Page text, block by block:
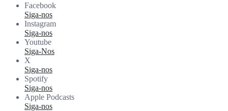
Facebook
Siga-nos
Instagram
Siga-nos
Youtube
Siga-Nos
X
Siga-nos
Spotify
Siga-nos
Apple Podcasts
Siga-nos